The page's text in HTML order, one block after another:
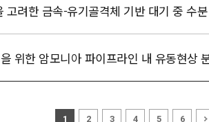
려한 금속-유기골격체 기반 대기 중 수
위한 암모니아 파이프라인 내 유동현상
1 2 3 4 5 6